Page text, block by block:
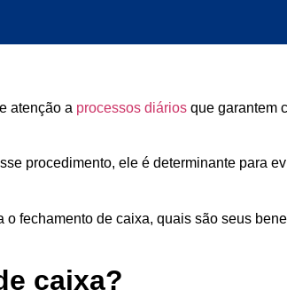
atenção a processos diários que garantem
procedimento, ele é determinante para
fechamento de caixa, quais são seus
caixa?